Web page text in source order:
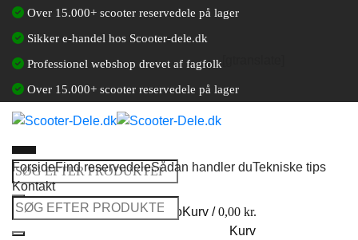
Fortsæt
indhold
Over 15.000+ scooter reservedele på lager
Sikker e-handel hos Scooter-dele.dk
Professionel webshop drevet af fagfolk
Over 15.000+ scooter reservedele på lager
Søg
efter:
Log ind / Opret en kundekontoKurv /0,00 kr.
Kurv
ForsideFind reservedeleSådan handler duTekniske tips
Kontakt
Søg
efter: